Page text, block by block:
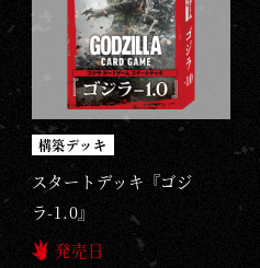
構築デッキ
スタートデッキ『ゴジ
ラ-1.0』
発売日